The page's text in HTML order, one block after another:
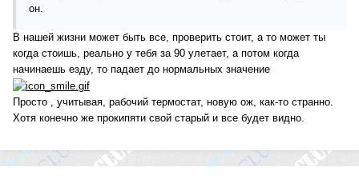
он.
В нашей жизни может быть все, проверить стоит, а то может ты
когда стоишь, реально у тебя за 90 улетает, а потом когда
начинаешь езду, то падает до нормальных значение
Просто , учитывая, рабочий термостат, новую ож, как-то странно.
Хотя конечно же прокипяти свой старый и все будет видно.